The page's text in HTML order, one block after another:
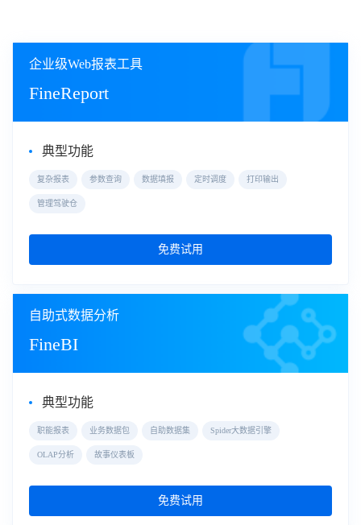
企业级Web报表工具
FineReport
典型功能
复杂报表 参数查询 数据填报 定时调度 打印输出
管理驾驶仓
免费试用
自助式数据分析
FineBI
典型功能
职能报表 业务数据包 自助数据集 Spider大数据引擎
OLAP分析 故事仪表板
免费试用